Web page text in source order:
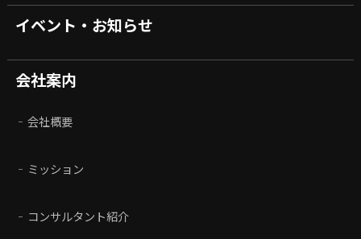
イベント・お知らせ
会社案内
会社概要
ミッション
コンサルタント紹介